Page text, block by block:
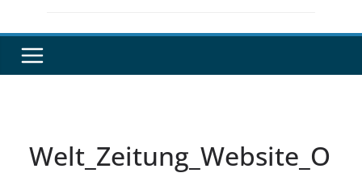
Welt_Zeitung_Website_O